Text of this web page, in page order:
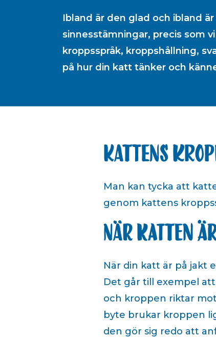
Ibland är den glad och ibland
sinnesstämningar, precis som
kroppsspråk, kroppshållning,
på hur din katt tänker och
Kattens
Man kan tycka att
genom kattens
När katten
När din katt är på jakt
Det går till exempel
och kroppen riktar
byte brukar kroppen
den gör sig redo att